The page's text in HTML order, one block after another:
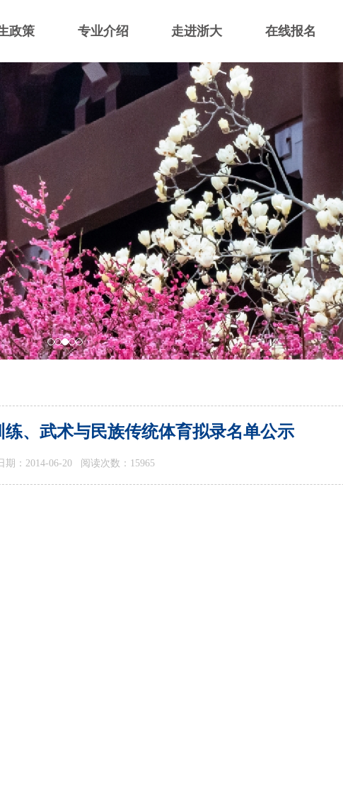
政策 专业介绍 走进浙大 在线报名
练、武术与民族传统体育拟录名单公示
期：2014-06-20 阅读次数： 15965